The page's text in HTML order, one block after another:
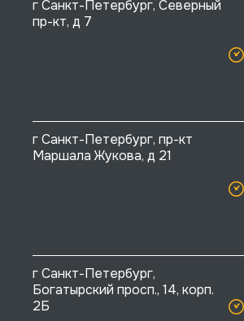
г Санкт-Петербург, Северный
пр-кт, д 7
г Санкт-Петербург, пр-кт
Маршала Жукова, д 21
г Санкт-Петербург,
Богатырский просп., 14, корп.
2Б